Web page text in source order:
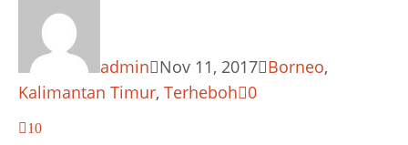
admin Nov 11, 2017 Borneo,
Kalimantan Timur, Terheboh 0
10